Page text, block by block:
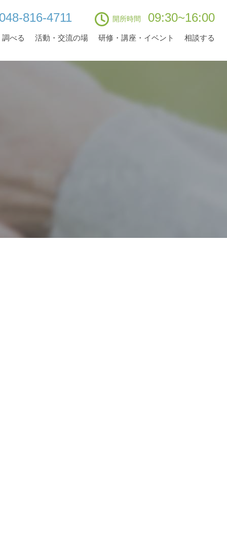
816-4711 開所時間 09:30~16:00
べる 活動・交流の場 研修・講座・イベント 相談する